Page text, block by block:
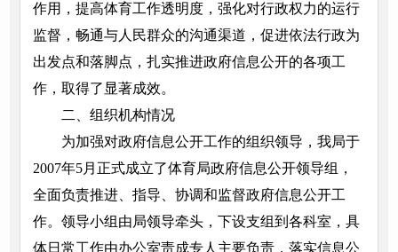
作用，提高体育工作透明度，强化对行政权力的运行
监督，畅通与人民群众的沟通渠道，促进依法行政为
出发点和落脚点，扎实推进政府信息公开的各项工
作，取得了显著成效。
二、组织机构情况
为加强对政府信息公开工作的组织领导，我局于
2007年5月正式成立了体育局政府信息公开领导组，
全面负责推进、指导、协调和监督政府信息公开工
作。领导小组由局领导牵头，下设支组到各科室，具
体日常工作由办公室责成专人主要负责，落实信息公